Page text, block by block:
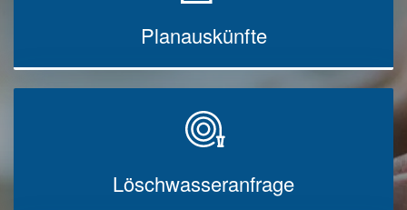
Planauskünfte
Löschwasseranfrage